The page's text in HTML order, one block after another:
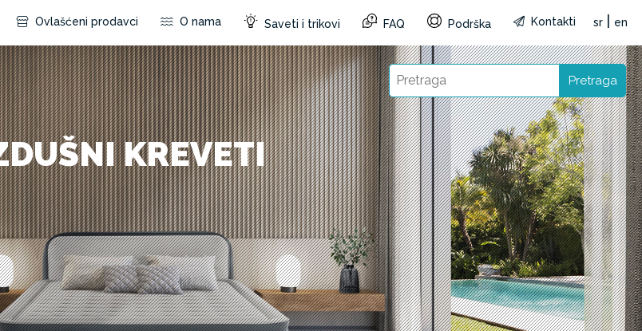
Ovlašćeni prodavci O nama Saveti i trikovi FAQ Podrška Kontakti sr en
Pretraga
KREVETI